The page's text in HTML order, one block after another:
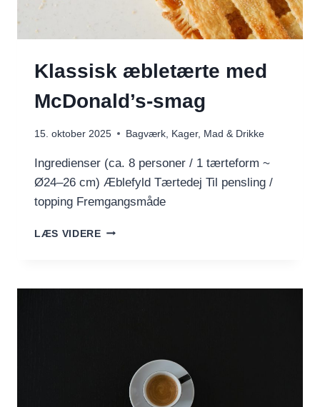
Klassisk æbletærte med
McDonald’s-smag
15. oktober 2025 Bagværk Kager, Mad & Drikke
Ingredienser (ca. 8 personer / 1 tærteform ~
Ø24–26 cm) Æblefyld Tærtedej Til pensling /
topping Fremgangsmåde
LÆS VIDEREKLASSISK
SMAG